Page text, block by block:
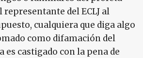
representante del ECLJ al
cualquiera que diga algo
como difamación del
es castigado con la pena de